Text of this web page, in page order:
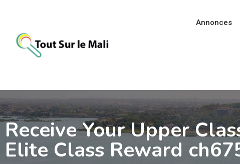
contenu
Annonces
Receive Your Upper
Elite Class Reward